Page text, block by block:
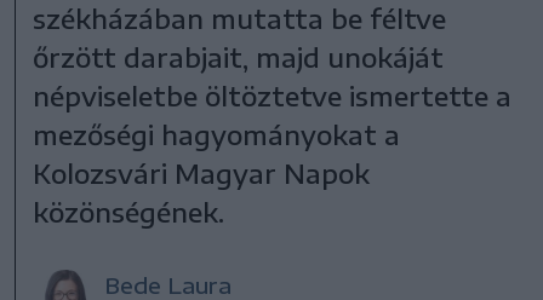
székházában mutatta be féltve
őrzött darabjait, majd unokáját
népviseletbe öltöztetve ismertette a
mezőségi hagyományokat a
Kolozsvári Magyar Napok
közönségének.
Bede Laura